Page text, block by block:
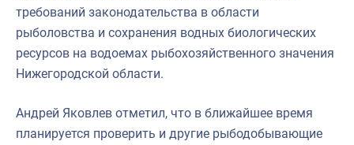
требований законодательства в области
рыболовства и сохранения водных биологических
ресурсов на водоемах рыбохозяйственного значения
Нижегородской области.
Андрей Яковлев отметил, что в ближайшее время
планируется проверить и другие рыбодобывающие